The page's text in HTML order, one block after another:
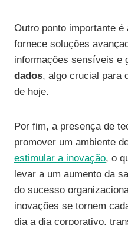
Outro ponto importante é
fornece soluções
informações sensíveis e
dados, algo crucial para
de hoje.
Por fim, a presença de
promover um ambiente
estimular a inovação, o
levar a um aumento da
do sucesso
inovações se tornem
dia a dia corporativo,